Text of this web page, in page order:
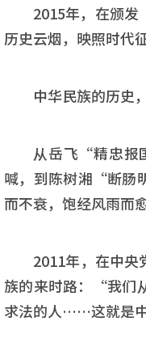
2015年，在颁
历史云烟，映照时代
中华民族的历史
从岳飞“精忠报
喊，到陈树湘“断肠
而不衰，饱经风雨而
2011年，在中央
族的来时路：“我们
求法的人……这就是